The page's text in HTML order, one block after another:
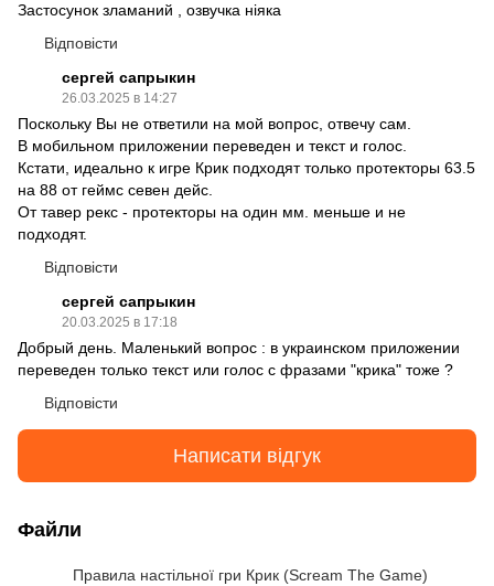
Застосунок зламаний , озвучка ніяка
Відповісти
сергей сапрыкин
26.03.2025 в 14:27
Поскольку Вы не ответили на мой вопрос, отвечу сам.
В мобильном приложении переведен и текст и голос.
Кстати, идеально к игре Крик подходят только протекторы 63.5
на 88 от геймс севен дейс.
От тавер рекс - протекторы на один мм. меньше и не
подходят.
Відповісти
сергей сапрыкин
20.03.2025 в 17:18
Добрый день. Маленький вопрос : в украинском приложении
переведен только текст или голос с фразами "крика" тоже ?
Відповісти
Написати відгук
Файли
Правила настільної гри Крик (Scream The Game)